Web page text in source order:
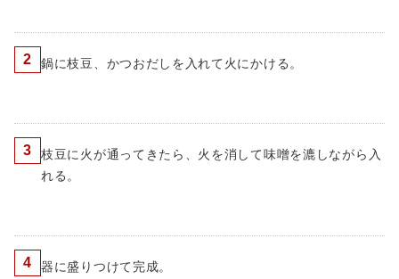
2 鍋に枝豆、かつおだしを入れて火にかける。
3
枝豆に火が通ってきたら、火を消して味噌を漉しながら入
れる。
4 器に盛りつけて完成。